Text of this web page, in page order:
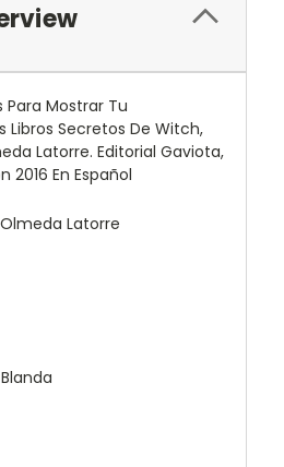
Para Mostrar Tu
Libros Secretos De Witch,
Latorre. Editorial Gaviota,
2016 En Español
Latorre
Blanda